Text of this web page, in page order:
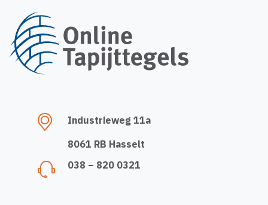
Industrieweg 11a
8061 RB Hasselt
038 – 820 0321